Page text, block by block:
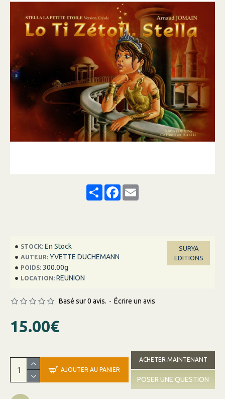
ShareFacebook
Email
STOCK: En Stock
AUTEUR: YVETTE DUCHEMANN
POIDS: 300.00g
LOCATION: REUNION
SURYA
EDITIONS
Basé sur 0 avis. - Écrire un avis
15.00€
AJOUTER AU PANIER
ACHETER MAINTENANT
POSER UNE QUESTION